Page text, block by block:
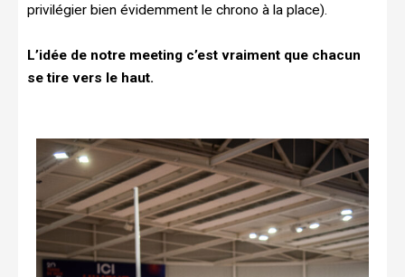
privilégier bien évidemment le chrono à la place).
L’idée de notre meeting c’est vraiment que chacun
se tire vers le haut.